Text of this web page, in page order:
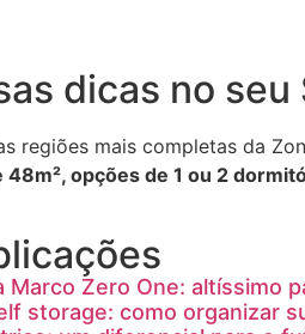
dicas no
regiões mais completas da
48m², opções de 1 ou 2
Marco Zero One: altíssimo
storage: como organizar